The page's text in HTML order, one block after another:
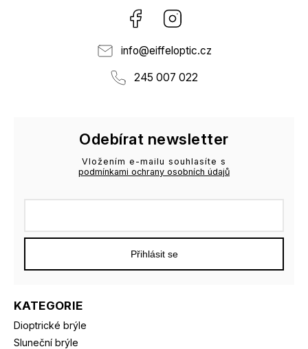
Facebook
info@eiffeloptic.cz
245 007 022
KATEGORIE
Dioptrické brýle
Sluneční brýle
Odebírat newsletter
Vložením e-mailu souhlasíte s
podmínkami ochrany osobních údajů
Přihlásit se